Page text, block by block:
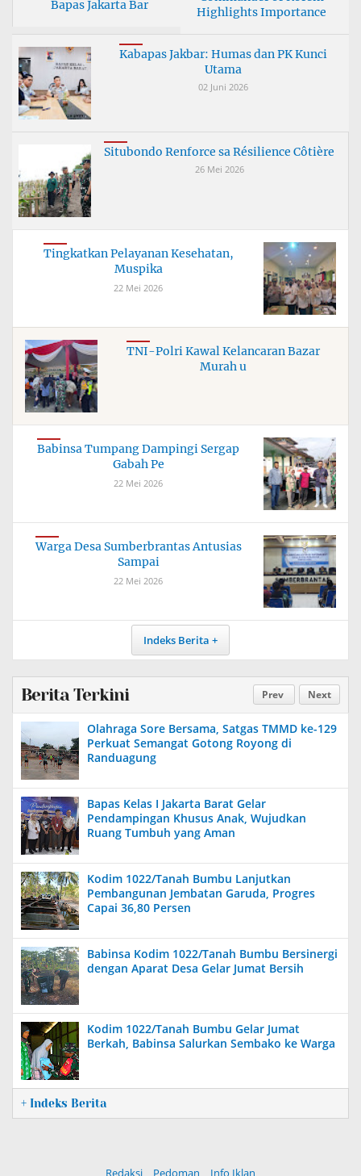
Bapas Jakarta Bar
Highlights Importance
Kabapas Jakbar: Humas dan PK Kunci
Utama
02 Juni 2026
Situbondo Renforce sa Résilience Côtière
26 Mei 2026
Tingkatkan Pelayanan Kesehatan,
Muspika
22 Mei 2026
TNI-Polri Kawal Kelancaran Bazar
Murah u
Babinsa Tumpang Dampingi Sergap
Gabah Pe
22 Mei 2026
Warga Desa Sumberbrantas Antusias
Sampai
22 Mei 2026
Indeks Berita
Prev Next
Berita Terkini
Olahraga Sore Bersama, Satgas TMMD ke-129
Perkuat Semangat Gotong Royong di
Randuagung
Bapas Kelas I Jakarta Barat Gelar
Pendampingan Khusus Anak, Wujudkan
Ruang Tumbuh yang Aman
Kodim 1022/Tanah Bumbu Lanjutkan
Pembangunan Jembatan Garuda, Progres
Capai 36,80 Persen
Babinsa Kodim 1022/Tanah Bumbu Bersinergi
dengan Aparat Desa Gelar Jumat Bersih
Kodim 1022/Tanah Bumbu Gelar Jumat
Berkah, Babinsa Salurkan Sembako ke Warga
+ Indeks Berita
Redaksi Pedoman Info Iklan